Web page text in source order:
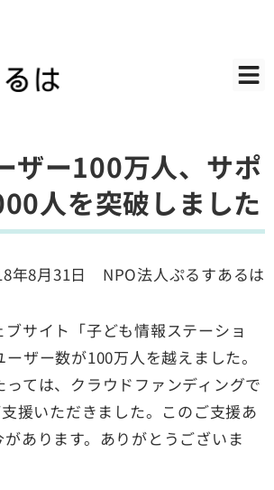
ザー100万人、サポ
人を突破しました
年8月31日 NPO法人ぷるすあるは
サイト「子ども情報ステーショ
ザー数が100万人を越えました。
ては、クラウドファンディングで
援いただきました。このご支援あ
があります。ありがとうございま